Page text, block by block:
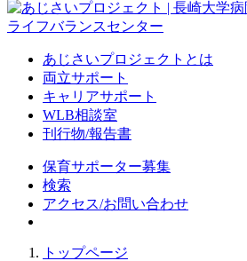
あじさいプロジェクトとは
両立サポート
キャリアサポート
WLB相談室
刊行物/報告書
保育サポーター募集
検索
アクセス/お問い合わせ
トップページ